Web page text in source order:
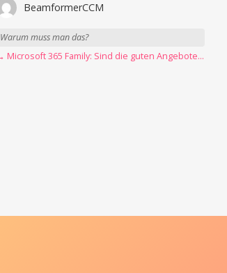
BeamformerCCM
Warum muss man das?
→ Microsoft 365 Family: Sind die guten Angebote vorbei?